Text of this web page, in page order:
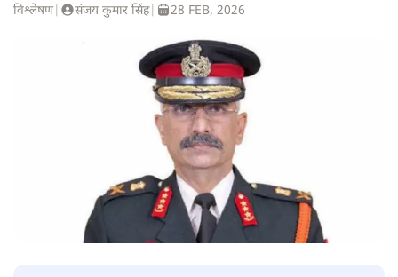
विश्लेषण| संजय कुमार सिंह| 28 FEB, 2026